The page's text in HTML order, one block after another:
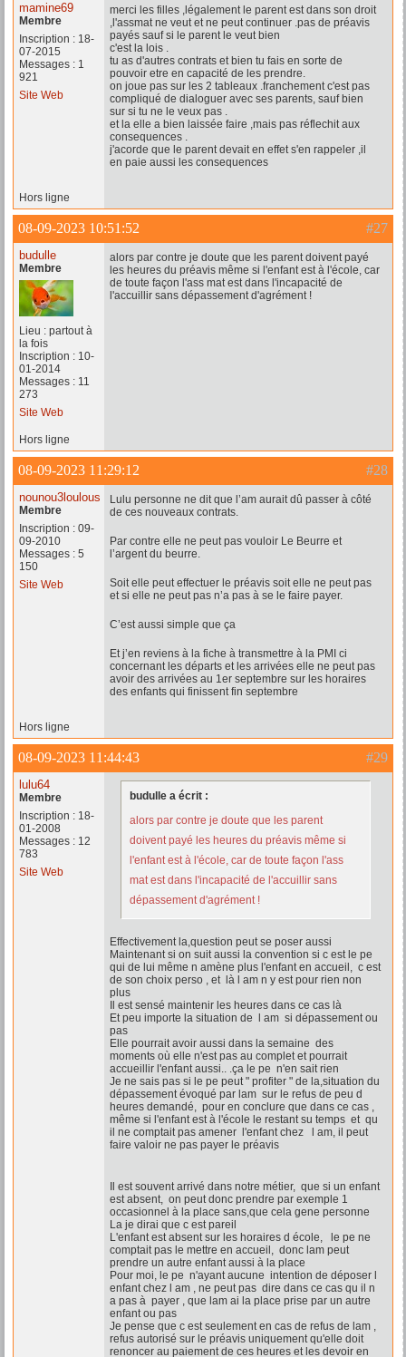
mamine69
Membre
Inscription : 18-
07-2015
Messages : 1
921
Site Web
merci les filles ,légalement le parent est dans son droit
,l'assmat ne veut et ne peut continuer .pas de préavis
payés sauf si le parent le veut bien
c'est la lois .
tu as d'autres contrats et bien tu fais en sorte de
pouvoir etre en capacité de les prendre.
on joue pas sur les 2 tableaux .franchement c'est pas
compliqué de dialoguer avec ses parents, sauf bien
sur si tu ne le veux pas .
et la elle a bien laissée faire ,mais pas réflechit aux
consequences .
j'acorde que le parent devait en effet s'en rappeler ,il
en paie aussi les consequences
Hors ligne
#27
08-09-2023 10:51:52
budulle
Membre
Lieu : partout à
la fois
Inscription : 10-
01-2014
Messages : 11
273
Site Web
alors par contre je doute que les parent doivent payé
les heures du préavis même si l'enfant est à l'école, car
de toute façon l'ass mat est dans l'incapacité de
l'accuillir sans dépassement d'agrément !
Hors ligne
#28
08-09-2023 11:29:12
nounou3loulous
Membre
Inscription : 09-
09-2010
Messages : 5
150
Site Web
Lulu personne ne dit que l’am aurait dû passer à côté
de ces nouveaux contrats.
Par contre elle ne peut pas vouloir Le Beurre et
l’argent du beurre.
Soit elle peut effectuer le préavis soit elle ne peut pas
et si elle ne peut pas n’a pas à se le faire payer.
C’est aussi simple que ça
Et j’en reviens à la fiche à transmettre à la PMI ci
concernant les départs et les arrivées elle ne peut pas
avoir des arrivées au 1er septembre sur les horaires
des enfants qui finissent fin septembre
Hors ligne
#29
08-09-2023 11:44:43
lulu64
Membre
Inscription : 18-
01-2008
Messages : 12
783
Site Web
budulle a écrit :
alors par contre je doute que les parent
doivent payé les heures du préavis même si
l'enfant est à l'école, car de toute façon l'ass
mat est dans l'incapacité de l'accuillir sans
dépassement d'agrément !
Effectivement la,question peut se poser aussi
Maintenant si on suit aussi la convention si c est le pe
qui de lui même n amène plus l'enfant en accueil, c est
de son choix perso , et là l am n y est pour rien non
plus
Il est sensé maintenir les heures dans ce cas là
Et peu importe la situation de l am si dépassement ou
pas
Elle pourrait avoir aussi dans la semaine des
moments où elle n'est pas au complet et pourrait
accueillir l'enfant aussi.. .ça le pe n'en sait rien
Je ne sais pas si le pe peut " profiter " de la,situation du
dépassement évoqué par lam sur le refus de peu d
heures demandé, pour en conclure que dans ce cas ,
même si l'enfant est à l'école le restant su temps et qu
il ne comptait pas amener l'enfant chez l am, il peut
faire valoir ne pas payer le préavis
Il est souvent arrivé dans notre métier, que si un enfant
est absent, on peut donc prendre par exemple 1
occasionnel à la place sans,que cela gene personne
La je dirai que c est pareil
L'enfant est absent sur les horaires d école, le pe ne
comptait pas le mettre en accueil, donc lam peut
prendre un autre enfant aussi à la place
Pour moi, le pe n'ayant aucune intention de déposer l
enfant chez l am , ne peut pas dire dans ce cas qu il n
a pas à payer , que lam ai la place prise par un autre
enfant ou pas
Je pense que c est seulement en cas de refus de lam ,
refus autorisé sur le préavis uniquement qu'elle doit
renoncer au paiement de ces heures et les devoir en